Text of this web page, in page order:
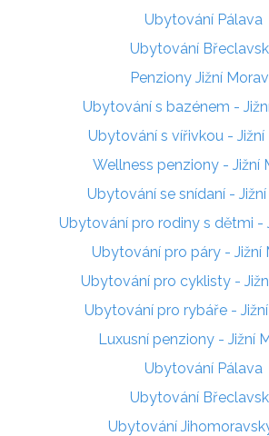
Ubytování Pálava
Ubytování
Penziony Jižní
Ubytování s bazénem -
Ubytování s vířivkou - Jižní
Wellness penziony - Jižní
Ubytování se snídaní -
Ubytování pro rodiny s dětmi -
Ubytování pro páry - Jižní
Ubytování pro cyklisty -
Ubytování pro rybáře -
Luxusní penziony - Jižní
Ubytování Pálava
Ubytování
Ubytování